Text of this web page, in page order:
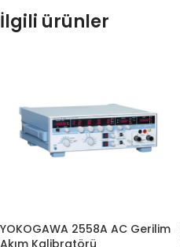
İlgili ürünler
YOKOGAWA 2558A AC Gerilim
Akım Kalibratörü